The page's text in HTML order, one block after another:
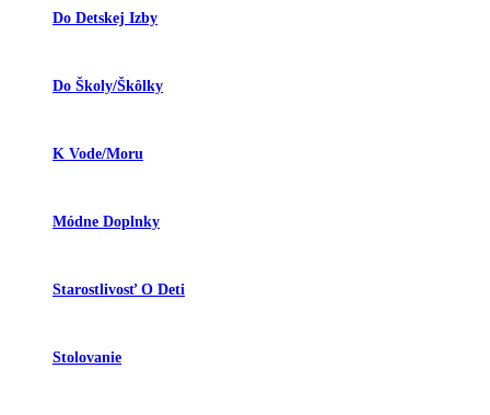
Do Detskej Izby
Do Školy/škôlky
K Vode/moru
Módne Doplnky
Starostlivosť O Deti
Stolovanie